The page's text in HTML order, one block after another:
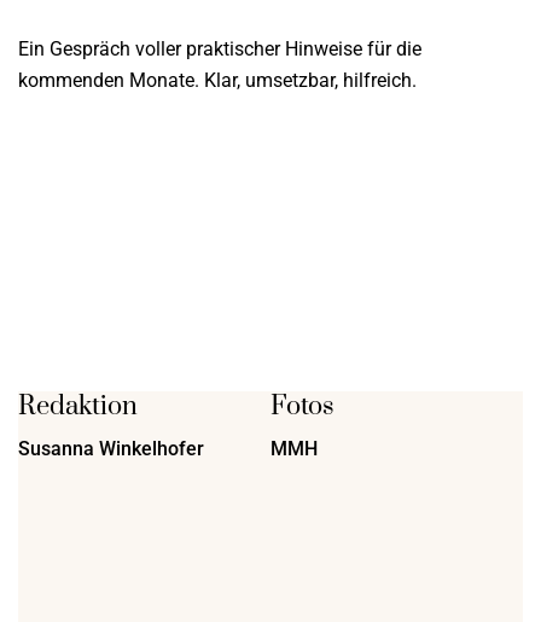
Ein Gespräch voller praktischer Hinweise für die
kommenden Monate. Klar, umsetzbar, hilfreich.
Redaktion
Susanna Winkelhofer
Fotos
MMH